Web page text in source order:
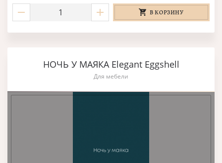
В КОРЗИНУ
НОЧЬ У МАЯКА Elegant Eggshell
Для мебели